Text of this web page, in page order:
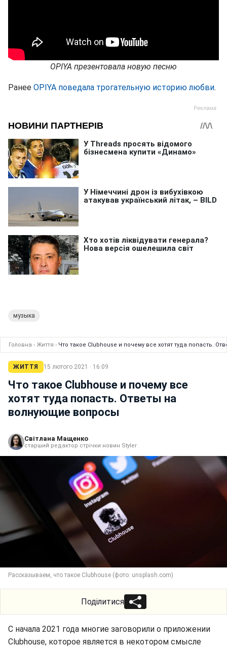
OPIYA презентовала новую песню
Ранее OPIYA поведала трогательную историю любви.
музыка
Головна › Життя › Что такое Clubhouse и почему все хотят туда попасть.
ЖИТТЯ 15 лютого 2021 · 16:09
Что такое Clubhouse и почему все
хотят туда попасть. Ответы на
волнующие вопросы
Світлана Мащенко
старший редактор стрічки новин Styler
Рассказываем, что такое Clubhouse (фото: unsplash.com)
Поділитися
С начала 2021 года многие заговорили о приложении
Clubhouse, которое является в некотором смысле